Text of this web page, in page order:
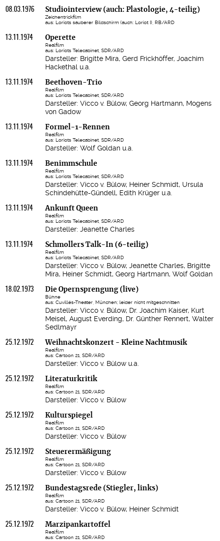
08.03.1976 Studiointerview (auch: Plastologie, 4-teilig)
Zeichentrickfilm
aus: Loriots sauberer Bildschirm (auch: Loriot I), RB/ARD
13.11.1974 Operette
Realfilm
aus: Loriots Telecabinet, SDR/ARD
Darsteller: Brigitte Mira, Gerd Frickhöffer, Joachim
Hackethal u.a.
13.11.1974 Beethoven-Trio
Realfilm
aus: Loriots Telecabinet, SDR/ARD
Darsteller: Vicco v. Bülow, Georg Hartmann, Mogens
von Gadow
13.11.1974 Formel-1-Rennen
Realfilm
aus: Loriots Telecabinet, SDR/ARD
Darsteller: Wolf Goldan u.a.
13.11.1974 Benimmschule
Realfilm
aus: Loriots Telecabinet, SDR/ARD
Darsteller: Vicco v. Bülow, Heiner Schmidt, Ursula
Schindehütte-Gündell, Edith Krüger u.a.
13.11.1974 Ankunft Queen
Realfilm
aus: Loriots Telecabinet, SDR/ARD
Darsteller: Jeanette Charles
13.11.1974 Schmollers Talk-In (6-teilig)
Realfilm
aus: Loriots Telecabinet, SDR/ARD
Darsteller: Vicco v. Bülow, Jeanette Charles, Brigitte
Mira, Heiner Schmidt, Georg Hartmann, Wolf Goldan
18.02.1973 Die Opernsprengung (live)
Bühne
aus: Cuvillés-Theater, München; leider nicht mitgeschnitten
Darsteller: Vicco v. Bülow, Dr. Joachim Kaiser, Kurt
Meisel, August Everding, Dr. Günther Rennert, Walter
Sedlmayr
25.12.1972 Weihnachtskonzert - Kleine Nachtmusik
Realfilm
aus: Cartoon 21, SDR/ARD
Darsteller: Vicco v. Bülow u.a.
25.12.1972 Literaturkritik
Realfilm
aus: Cartoon 21, SDR/ARD
Darsteller: Vicco v. Bülow
25.12.1972 Kulturspiegel
Realfilm
aus: Cartoon 21, SDR/ARD
Darsteller: Vicco v. Bülow
25.12.1972 Steuerermäßigung
Realfilm
aus: Cartoon 21, SDR/ARD
Darsteller: Vicco v. Bülow
25.12.1972 Bundestagsrede (Stiegler, links)
Realfilm
aus: Cartoon 21, SDR/ARD
Darsteller: Vicco v. Bülow, Heiner Schmidt
25.12.1972 Marzipankartoffel
Realfilm
aus: Cartoon 21, SDR/ARD